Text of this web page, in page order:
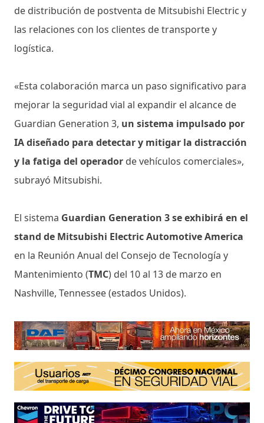
de distribución de postventa de Mitsubishi Electric y
las relaciones con los clientes de transporte y
logística.
«Esta colaboración marca un paso significativo para
mejorar la seguridad vial al expandir el alcance de
Guardian Generation 3, un sistema impulsado por
IA diseñado para detectar y mitigar la distracción
y la fatiga del operador de vehículos comerciales»,
subrayó Mitsubishi.
El sistema Guardian Generation 3 se exhibirá en el
stand de Mitsubishi Electric Automotive America
en la Reunión Anual del Consejo de Tecnología y
Mantenimiento (TMC) del 10 al 13 de marzo en
Nashville, Tennessee (estados Unidos).